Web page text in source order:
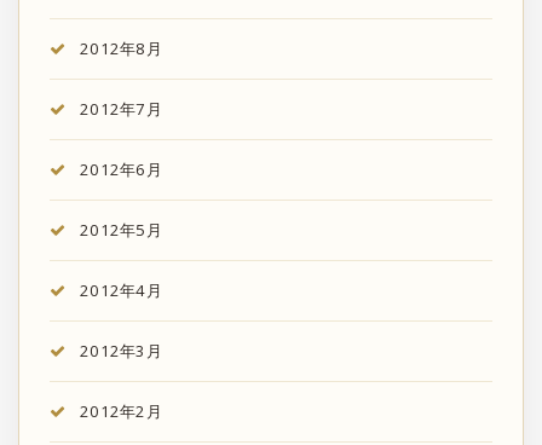
2012年8月
2012年7月
2012年6月
2012年5月
2012年4月
2012年3月
2012年2月